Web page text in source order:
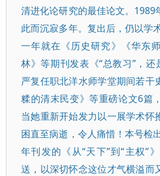
清进化论研究的最佳论文。1989
此而沉寂多年。复出后，仍以学
一年就在《历史研究》《华东
林》等期刊发表《“总教习”，
严复任职北洋水师学堂期间若干
糅的清末民变》等重磅论文6篇
当她重新开始发力以一展学术怀
困直至病逝，令人痛惜！本号检
年刊发的《从“天下”到“主权”
送，以深切怀念这位才气横溢而